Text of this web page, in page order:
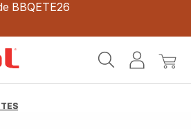
BBQETE26
MonMon